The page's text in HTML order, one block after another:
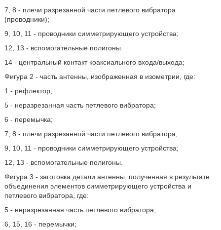
7, 8 - плечи разрезанной части петлевого вибратора
(проводники);
9, 10, 11 - проводники симметрирующего устройства;
12, 13 - вспомогательные полигоны.
14 - центральный контакт коаксиального входа/выхода;
Фигура 2 - часть антенны, изображенная в изометрии, где:
1 - рефлектор;
5 - неразрезанная часть петлевого вибратора;
6 - перемычка;
7, 8 - плечи разрезанной части петлевого вибратора;
9, 10, 11 - проводники симметрирующего устройства;
12, 13 - вспомогательные полигоны.
Фигура 3 - заготовка детали антенны, полученная в результате
объединения элементов симметрирующего устройства и
петлевого вибратора, где:
5 - неразрезанная часть петлевого вибратора;
6, 15, 16 - перемычки;